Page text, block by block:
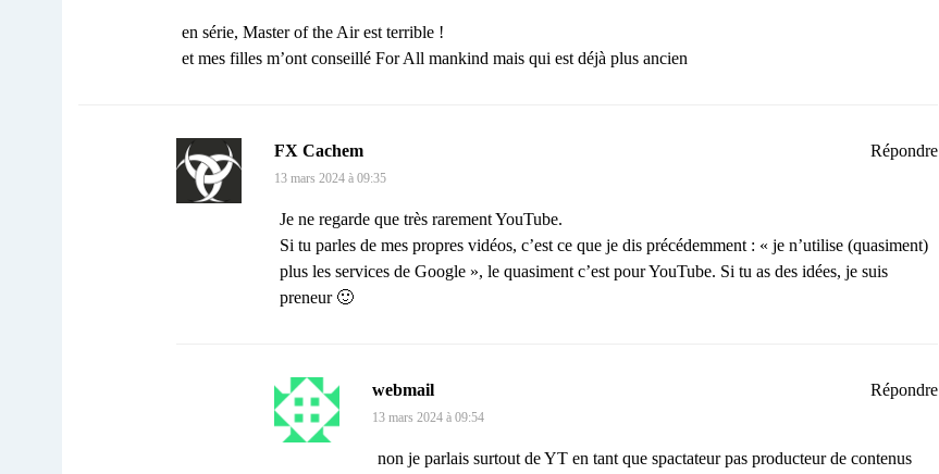
en série, Master of the Air est terrible !
et mes filles m’ont conseillé For All mankind mais qui est déjà plus ancien
FX Cachem
13 mars 2024 à 09:35
Je ne regarde que très rarement YouTube.
Si tu parles de mes propres vidéos, c’est ce que je dis précédemment : « je n’utilise (quasiment)
plus les services de Google », le quasiment c’est pour YouTube. Si tu as des idées, je suis
preneur 🙂
Répondre
webmail
13 mars 2024 à 09:54
non je parlais surtout de YT en tant que spactateur pas producteur de contenus
Répondre